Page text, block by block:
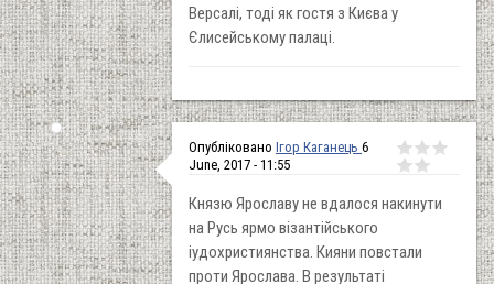
Версалі, тоді як гостя з Києва у
Єлисейському палаці.
Опубліковано Ігор Каганець 6
June, 2017 - 11:55
Князю Ярославу не вдалося накинути
на Русь ярмо візантійського
іудохристиянства. Кияни повстали
проти Ярослава. В результаті